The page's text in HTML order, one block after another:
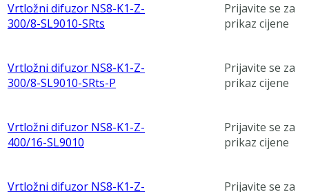
Vrtložni difuzor NS8-K1-Z-
300/8-SL9010-SRts
Prijavite se za
prikaz cijene
Vrtložni difuzor NS8-K1-Z-
300/8-SL9010-SRts-P
Prijavite se za
prikaz cijene
Vrtložni difuzor NS8-K1-Z-
400/16-SL9010
Prijavite se za
prikaz cijene
Vrtložni difuzor NS8-K1-Z- Prijavite se za